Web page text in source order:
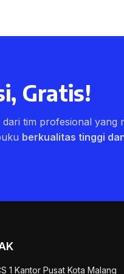
Gratis!
tim profesional yang
berkualitas tinggi
1 Kantor Pusat Kota Malang